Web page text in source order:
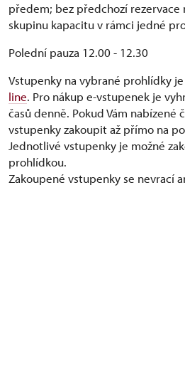
předem; bez předchozí
skupinu kapacitu v rámci jedné
Polední pauza 12.00 - 12.30
Vstupenky na vybrané prohlídky
line. Pro nákup e-vstupenek je
časů denně. Pokud Vám nabízené
vstupenky zakoupit až přímo na
Jednotlivé vstupenky je možné
prohlídkou.
Zakoupené vstupenky se nevrací